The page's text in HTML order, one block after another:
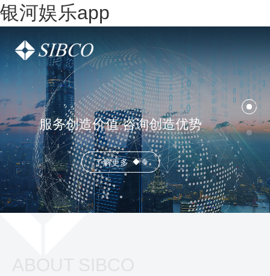
银河娱乐app
服务创造价值 咨询创造优势
了解更多